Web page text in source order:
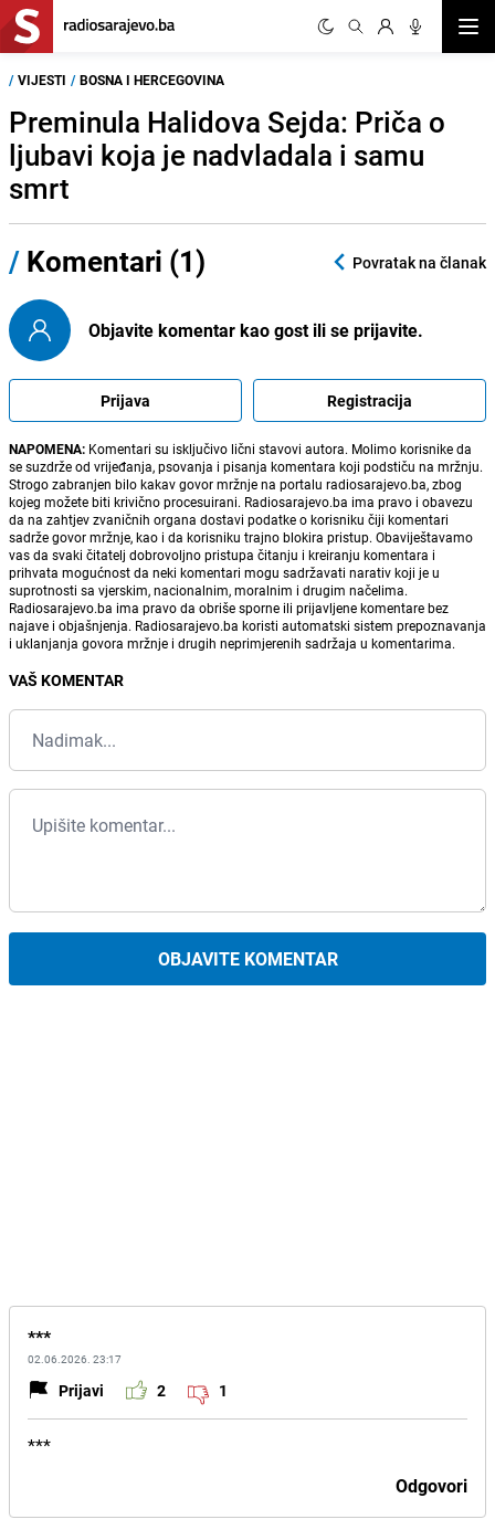
/ VIJESTI / BOSNA I HERCEGOVINA
Preminula Halidova Sejda: Priča o
ljubavi koja je nadvladala i samu
smrt
/ Komentari (1) Povratak na članak
Objavite komentar kao gost ili se prijavite.
Prijava Registracija
NAPOMENA: Komentari su isključivo lični stavovi autora. Molimo korisnike da
se suzdrže od vrijeđanja, psovanja i pisanja komentara koji podstiču na mržnju.
Strogo zabranjen bilo kakav govor mržnje na portalu radiosarajevo.ba, zbog
kojeg možete biti krivično procesuirani. Radiosarajevo.ba ima pravo i obavezu
da na zahtjev zvaničnih organa dostavi podatke o korisniku čiji komentari
sadrže govor mržnje, kao i da korisniku trajno blokira pristup. Obaviještavamo
vas da svaki čitatelj dobrovoljno pristupa čitanju i kreiranju komentara i
prihvata mogućnost da neki komentari mogu sadržavati narativ koji je u
suprotnosti sa vjerskim, nacionalnim, moralnim i drugim načelima.
Radiosarajevo.ba ima pravo da obriše sporne ili prijavljene komentare bez
najave i objašnjenja. Radiosarajevo.ba koristi automatski sistem prepoznavanja
i uklanjanja govora mržnje i drugih neprimjerenih sadržaja u komentarima.
VAŠ KOMENTAR
OBJAVITE KOMENTAR
***
02.06.2026. 23:17
Prijavi 2 1
***
Odgovori